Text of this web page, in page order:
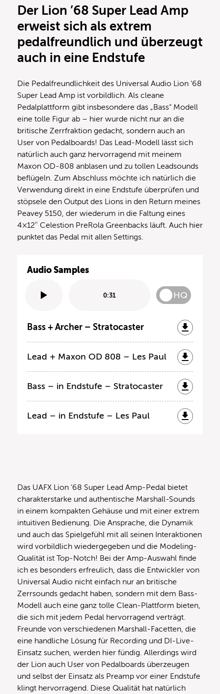
Der Lion ’68 Super Lead Amp
erweist sich als extrem
pedalfreundlich und überzeugt
auch in eine Endstufe
Die Pedalfreundlichkeit des Universal Audio Lion ’68
Super Lead Amp ist vorbildlich. Als cleane
Pedalplattform gibt insbesondere das „Bass“ Modell
eine tolle Figur ab – hier wurde nicht nur an die
britische Zerrfraktion gedacht, sondern auch an
User von Pedalboards! Das Lead-Modell lässt sich
natürlich auch ganz hervorragend mit meinem
Maxon OD-808 anblasen und zu tollen Leadsounds
beflügeln. Zum Abschluss möchte ich natürlich die
Verwendung direkt in eine Endstufe überprüfen und
stöpsele den Output des Lions in den Return meines
Peavey 5150, der wiederum in die Faltung eines
4×12″ Celestion PreRola Greenbacks läuft. Auch hier
punktet das Pedal mit allen Settings.
Audio Samples
0:31 HQ
Bass + Archer – Stratocaster
Lead + Maxon OD 808 – Les Paul
Bass – in Endstufe – Stratocaster
Lead – in Endstufe – Les Paul
Das UAFX Lion ’68 Super Lead Amp-Pedal bietet
charakterstarke und authentische Marshall-Sounds
in einem kompakten Gehäuse und mit einer extrem
intuitiven Bedienung. Die Ansprache, die Dynamik
und auch das Spielgefühl mit all seinen Interaktionen
wird vorbildlich wiedergegeben und die Modeling-
Qualität ist Top-Notch! Bei der Amp-Auswahl finde
ich es besonders erfreulich, dass die Entwickler von
Universal Audio nicht einfach nur an britische
Zerrsounds gedacht haben, sondern mit dem Bass-
Modell auch eine ganz tolle Clean-Plattform bieten,
die sich mit jedem Pedal hervorragend verträgt.
Freunde von verschiedenen Marshall-Facetten, die
eine handliche Lösung für Recording und DI-Live-
Einsatz suchen, werden hier fündig. Allerdings wird
der Lion auch User von Pedalboards überzeugen
und selbst der Einsatz als Preamp vor einer Endstufe
klingt hervorragend. Diese Qualität hat natürlich